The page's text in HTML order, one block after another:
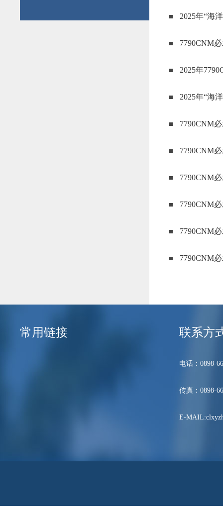
2025年“海
7790CNM
2025年
2025年“海
7790CNM
7790CNM
7790CNM
7790CNM
7790CNM
7790CNM
常用链接 联系方
电话：0898-
传真：0898-
E-